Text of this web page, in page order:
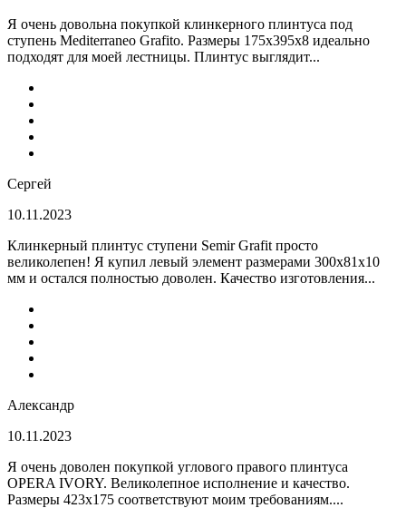
Я очень довольна покупкой клинкерного плинтуса под
ступень Mediterraneo Grafito. Размеры 175х395х8 идеально
подходят для моей лестницы. Плинтус выглядит...
Сергей
10.11.2023
Клинкерный плинтус ступени Semir Grafit просто
великолепен! Я купил левый элемент размерами 300х81х10
мм и остался полностью доволен. Качество изготовления...
Александр
10.11.2023
Я очень доволен покупкой углового правого плинтуса
OPERA IVORY. Великолепное исполнение и качество.
Размеры 423х175 соответствуют моим требованиям....